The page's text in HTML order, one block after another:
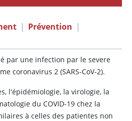
| Prévention |
par une infection par le severe
coronavirus 2 (SARS-CoV-2).
l'épidémiologie, la virologie, la
du COVID-19 chez la
à celles des patientes non